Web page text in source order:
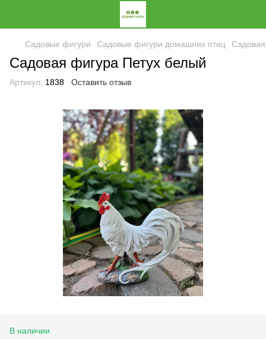
Садовые фигури Садовые фигури домашних птиц
Садовая фигура Петух белый
Артикул: 1838 Оставить отзыв
В наличии